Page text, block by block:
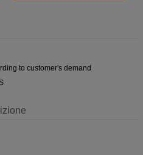
to customer's demand